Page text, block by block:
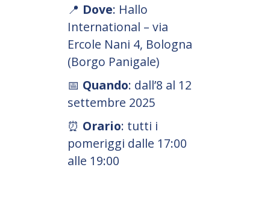
📍 Dove: Hallo
International – via
Ercole Nani 4, Bologna
(Borgo Panigale)
📅 Quando: dall’8 al 12
settembre 2025
⏰ Orario: tutti i
pomeriggi dalle 17:00
alle 19:00